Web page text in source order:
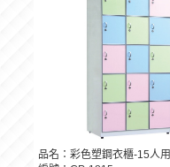
品名：彩色塑鋼衣櫃-15人用